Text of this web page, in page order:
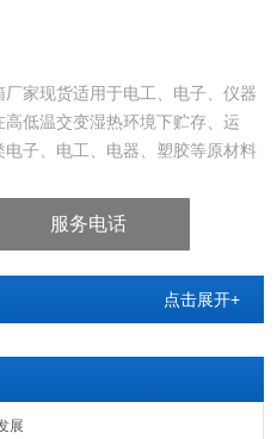
家现货适用于电工、电子、仪器
低温交变湿热环境下贮存、运
子、电工、电器、塑胶等原材料
湿循环试验。
服务电话
点击展开+
展